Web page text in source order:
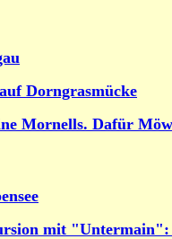
Dorngrasmücke
Mornells. Dafür
mit